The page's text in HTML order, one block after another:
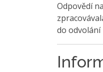
Odpovědí
do